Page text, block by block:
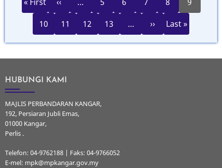
page
page
Page
10 Page
11 Page
12 Page
13 …
page
››
Last
Last »
HUBUNGI KAMI
MAJLIS PERBANDARAN KANGAR,
192, Persiaran Jubli Emas,
01000 Kangar,
Perlis .
Telefon: 04-9762188 | Faks: 04-9766052
E-mel: mpk@mpkangar.gov.my